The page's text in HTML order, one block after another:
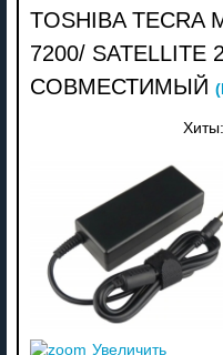
TOSHIBA TECRA
7200/ SATELLITE
СОВМЕСТИМЫЙ
Хиты:
Увеличить